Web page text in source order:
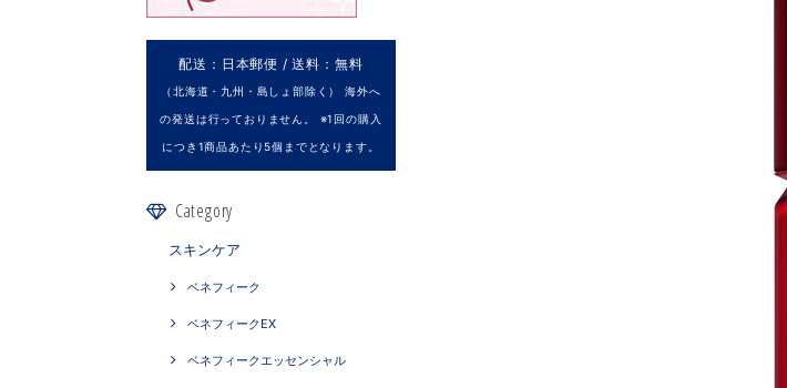
配送：日本郵便 / 送料：無料
（北海道・九州・島しょ部除く） 海外へ
の発送は行っておりません。 ※1回の購入
につき1商品あたり5個までとなります。
Category
スキンケア
ベネフィーク
ベネフィークEX
ベネフィークエッセンシャル